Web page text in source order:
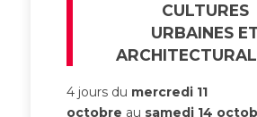
CULTURES
URBAINES
4 jours du mercredi 11
octobre au samedi 14